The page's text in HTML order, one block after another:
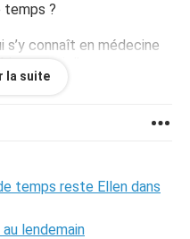
?
s’y connaît en médecine
merci d’avance
la suite
temps reste Ellen dans
lendemain